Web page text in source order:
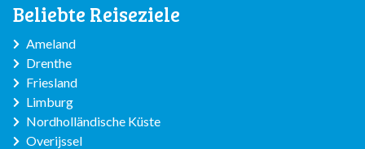
Beliebte Reiseziele
Ameland
Drenthe
Friesland
Limburg
Nordholländische Küste
Overijssel